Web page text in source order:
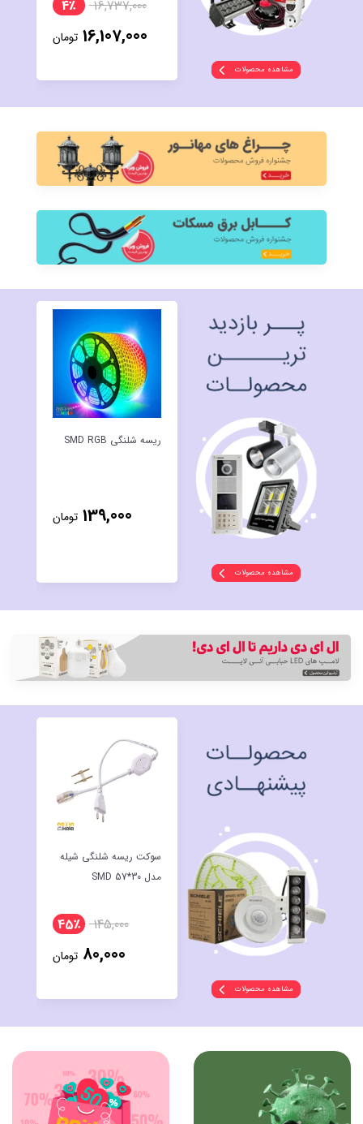
مشاهده محصولات
16,737,000 4٪
16,107,000 تومان
مشاهده محصولات
ریسه شلنگی SMD RGB
139,000 تومان
مشاهده محصولات
سوکت ریسه شلنگی شیله
مدل SMD 57*30
145,000 45٪
80,000 تومان